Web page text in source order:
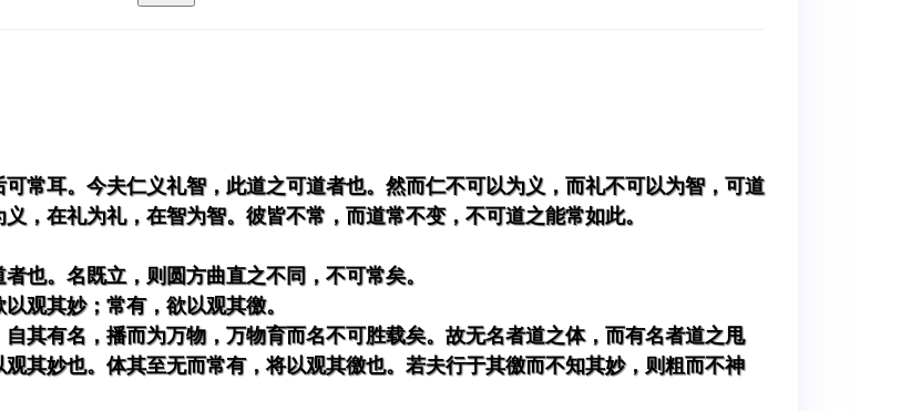
常耳。今夫仁义礼智，此道之可道者也。然而仁不可以为义，而礼不可以为智，可道
，在礼为礼，在智为智。彼皆不常，而道常不变，不可道之能常如此。
也。名既立，则圆方曲直之不同，不可常矣。
观其妙；常有，欲以观其徼。
其有名，播而为万物，万物育而名不可胜载矣。故无名者道之体，而有名者道之甩
其妙也。体其至无而常有，将以观其徼也。若夫行于其徼而不知其妙，则粗而不神